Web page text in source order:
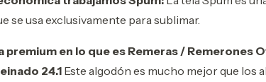
se usa exclusivamente para sublimar.
premium en lo que es Remeras / Remerones
24.1 Este algodón es mucho mejor que los